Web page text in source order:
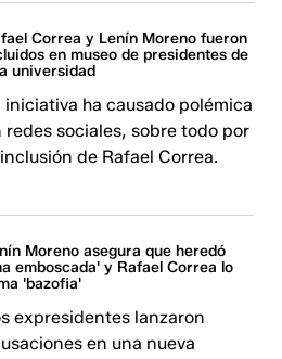
Correa y Lenín Moreno fueron
en museo de presidentes de
universidad
iniciativa ha causado polémica
redes sociales, sobre todo por
de Rafael Correa.
Moreno asegura que heredó
emboscada' y Rafael Correa lo
'bazofia'
expresidentes lanzaron
en una nueva